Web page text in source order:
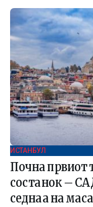
ИСТАНБУЛ
Почна првиот
состанок –
седнаа на маса